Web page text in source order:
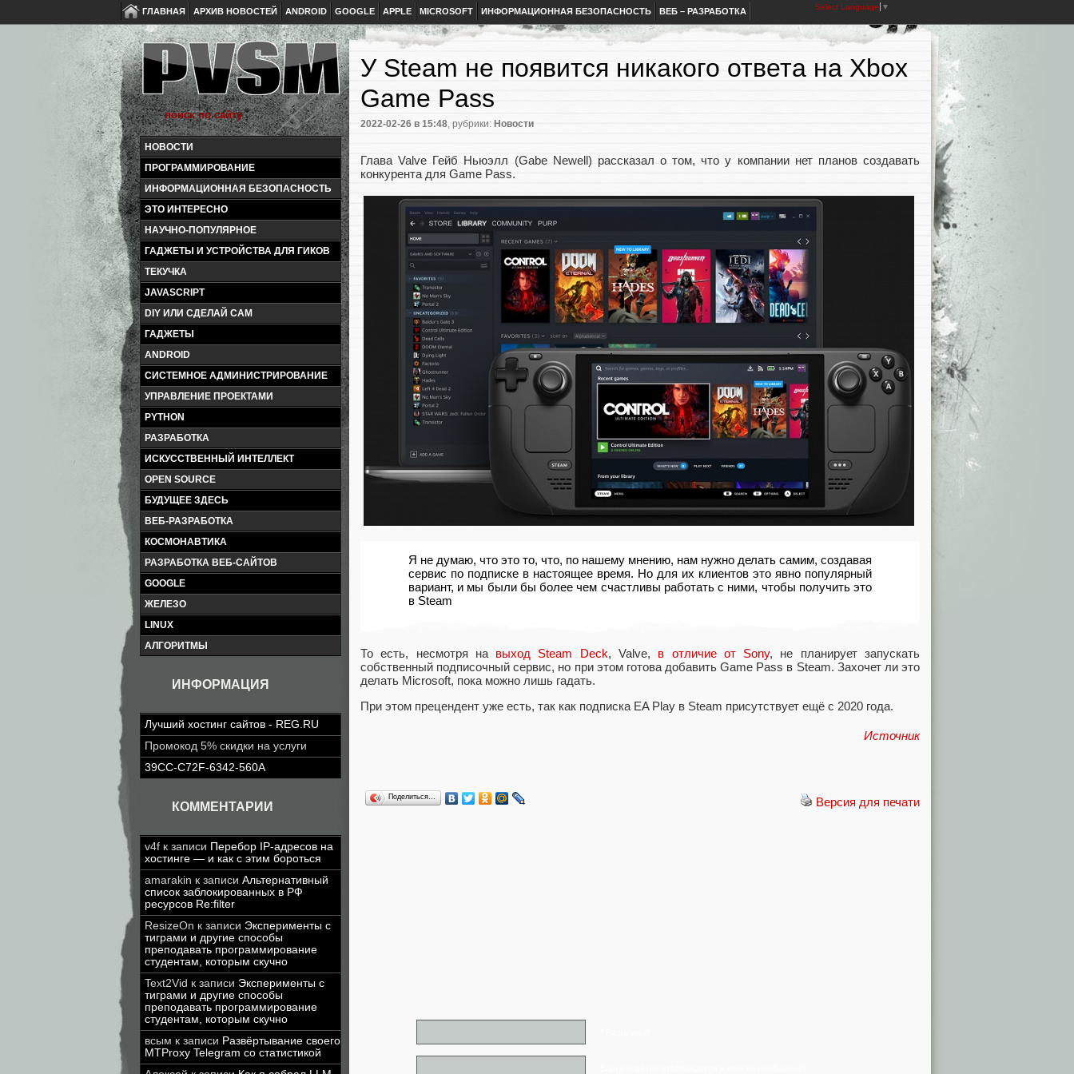
ГЛАВНАЯ АРХИВ НОВОСТЕЙ ANDROID GOOGLE APPLE MICROSOFT ИНФОРМАЦИОННАЯ БЕЗОПАСНОСТЬ ВЕБ – РАЗРАБОТКА Select Language ▼
НОВОСТИ
ПРОГРАММИРОВАНИЕ
ИНФОРМАЦИОННАЯ БЕЗОПАСНОСТЬ
ЭТО ИНТЕРЕСНО
НАУЧНО-ПОПУЛЯРНОЕ
ГАДЖЕТЫ И УСТРОЙСТВА ДЛЯ ГИКОВ
ТЕКУЧКА
JAVASCRIPT
DIY ИЛИ СДЕЛАЙ САМ
ГАДЖЕТЫ
ANDROID
СИСТЕМНОЕ АДМИНИСТРИРОВАНИЕ
УПРАВЛЕНИЕ ПРОЕКТАМИ
PYTHON
РАЗРАБОТКА
ИСКУССТВЕННЫЙ ИНТЕЛЛЕКТ
OPEN SOURCE
БУДУЩЕЕ ЗДЕСЬ
ВЕБ-РАЗРАБОТКА
КОСМОНАВТИКА
РАЗРАБОТКА ВЕБ-САЙТОВ
GOOGLE
ЖЕЛЕЗО
LINUX
АЛГОРИТМЫ
ИНФОРМАЦИЯ
Лучший хостинг сайтов - REG.RU
Промокод 5% скидки на услуги
39CC-C72F-6342-560A
КОММЕНТАРИИ
v4f к записи Перебор IP-адресов на
хостинге — и как с этим бороться
amarakin к записи Альтернативный
список заблокированных в РФ
ресурсов Re:filter
ResizeOn к записи Эксперименты с
тиграми и другие способы
преподавать программирование
студентам, которым скучно
Text2Vid к записи Эксперименты с
тиграми и другие способы
преподавать программирование
студентам, которым скучно
всым к записи Развёртывание своего
MTProxy Telegram со статистикой
У Steam не появится никакого ответа на Xbox
Game Pass
2022-02-26 в 15:48, рубрики: Новости
Глава Valve Гейб Ньюэлл (Gabe Newell) рассказал о том, что у компании нет планов создавать
конкурента для Game Pass.
Я не думаю, что это то, что, по нашему мнению, нам нужно делать самим, создавая
сервис по подписке в настоящее время. Но для их клиентов это явно популярный
вариант, и мы были бы более чем счастливы работать с ними, чтобы получить это
в Steam
То есть, несмотря на выход Steam Deck, Valve, в отличие от Sony, не планирует запускать
собственный подписочный сервис, но при этом готова добавить Game Pass в Steam. Захочет ли это
делать Microsoft, пока можно лишь гадать.
При этом прецендент уже есть, так как подписка EA Play в Steam присутствует ещё с 2020 года.
Источник
Версия для печати
Поделиться…